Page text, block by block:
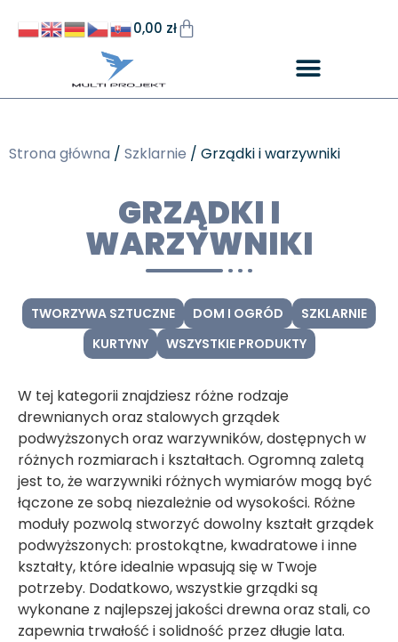
0,00 zł
Strona główna / Szklarnie / Grządki i warzywniki
GRZĄDKI I
WARZYWNIKI
TWORZYWA SZTUCZNE DOM I OGRÓD
SZKLARNIE
KURTYNY
WSZYSTKIE PRODUKTY
W tej kategorii znajdziesz różne rodzaje
drewnianych oraz stalowych grządek
podwyższonych oraz warzywników, dostępnych w
różnych rozmiarach i kształtach. Ogromną zaletą
jest to, że warzywniki różnych wymiarów mogą być
łączone ze sobą niezależnie od wysokości. Różne
moduły pozwolą stworzyć dowolny kształt grządek
podwyższonych: prostokątne, kwadratowe i inne
kształty, które idealnie wpasują się w Twoje
potrzeby. Dodatkowo, wszystkie grządki są
wykonane z najlepszej jakości drewna oraz stali, co
zapewnia trwałość i solidność przez długie lata.